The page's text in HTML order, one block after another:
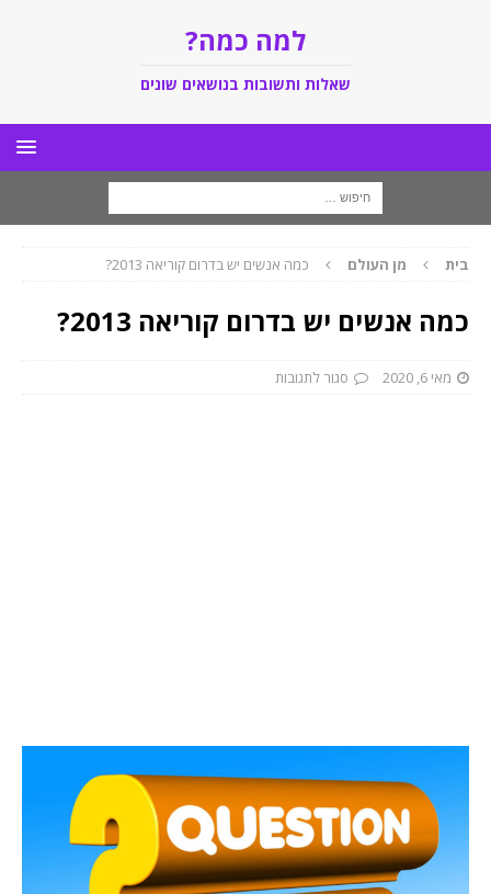
למה כמה?
שאלות ותשובות בנושאים שונים
בית מן העולם כמה אנשים יש בדרום קוריאה 2013?
כמה אנשים יש בדרום קוריאה 2013?
מאי 6, 2020 סגור לתגובות